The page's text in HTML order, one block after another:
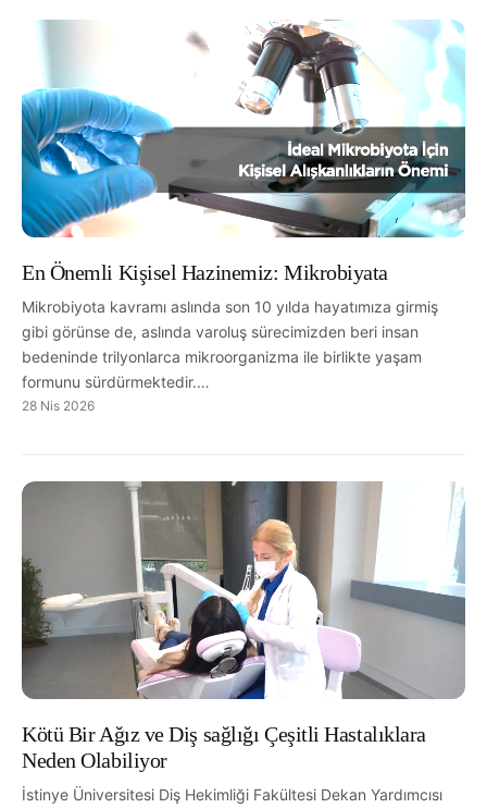
En Önemli Kişisel Hazinemiz: Mikrobiyata
Mikrobiyota kavramı aslında son 10 yılda hayatımıza girmiş
gibi görünse de, aslında varoluş sürecimizden beri insan
bedeninde trilyonlarca mikroorganizma ile birlikte yaşam
formunu sürdürmektedir.…
28 Nis 2026
Kötü Bir Ağız ve Diş sağlığı Çeşitli Hastalıklara
Neden Olabiliyor
İstinye Üniversitesi Diş Hekimliği Fakültesi Dekan Yardımcısı